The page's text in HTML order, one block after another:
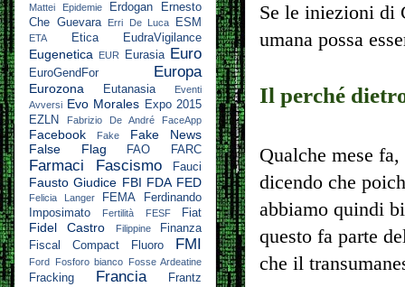
Se le iniezioni di
umana possa
Il perché
Qualche mese
dicendo che
abbiamo quindi
questo fa parte
che il
Mattei
Epidemie Erdogan
Ernesto
Che Guevara
Erri De Luca ESM
ETA Etica EudraVigilance
Eugenetica EUR Eurasia Euro
EuroGendFor Europa
Eurozona Eutanasia
Eventi
Avversi Evo Morales Expo 2015
EZLN
Fabrizio De André FaceApp
Facebook Fake
Fake News
False Flag
FAO FARC
Farmaci Fascismo Fauci
Fausto Giudice FBI FDA FED
Felicia Langer FEMA
Ferdinando
Imposimato
Fertilità FESF Fiat
Fidel Castro Filippine
Finanza
Fiscal Compact
Fluoro FMI
Ford Fosforo bianco Fosse Ardeatine
Fracking Francia
Frantz